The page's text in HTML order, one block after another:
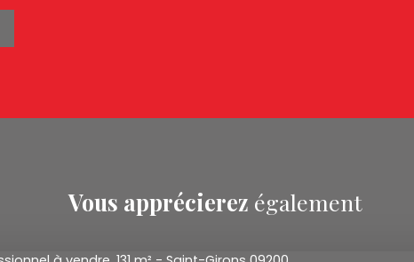
Vous apprécierez également